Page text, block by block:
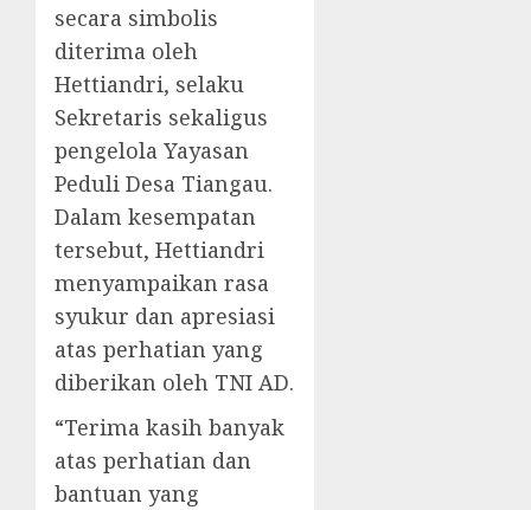
secara simbolis
diterima oleh
Hettiandri, selaku
Sekretaris sekaligus
pengelola Yayasan
Peduli Desa Tiangau.
Dalam kesempatan
tersebut, Hettiandri
menyampaikan rasa
syukur dan apresiasi
atas perhatian yang
diberikan oleh TNI AD.
“Terima kasih banyak
atas perhatian dan
bantuan yang